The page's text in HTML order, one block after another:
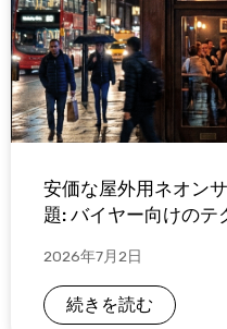
安価な屋外用ネオン
題: バイヤー向けのテ
2026年7月2日
続きを読む